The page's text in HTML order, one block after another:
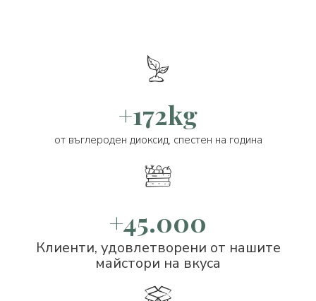
+172kg
от въглероден диоксид, спестен на година
+45.000
Клиенти, удовлетворени от нашите
майстори на вкуса